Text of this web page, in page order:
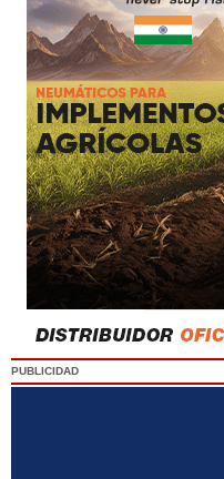
PUBLICIDAD